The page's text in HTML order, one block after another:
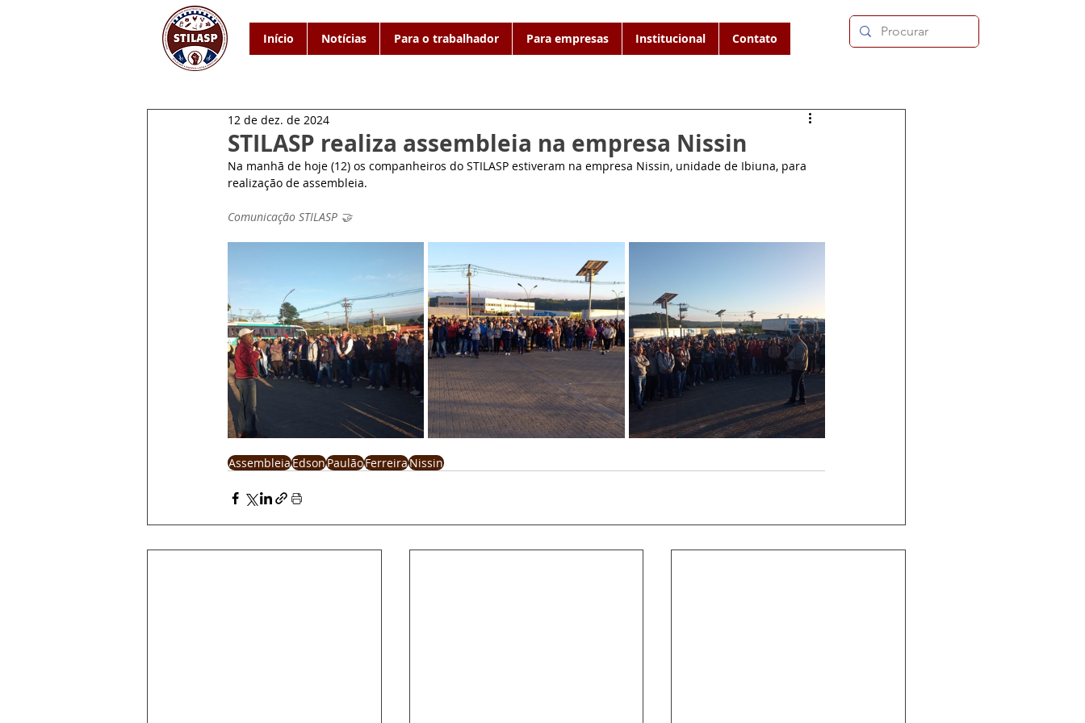
Início Notícias Para o trabalhador Para empresas Institucional Contato
STILASP realiza assembleia na empresa Nissin
12 de dez. de 2024
Na manhã de hoje (12) os companheiros do STILASP estiveram na empresa Nissin, unidade de Ibiuna, para
realização de assembleia.
Comunicação STILASP 🤝
AssembleiaEdsonPaulãoFerreiraNissin